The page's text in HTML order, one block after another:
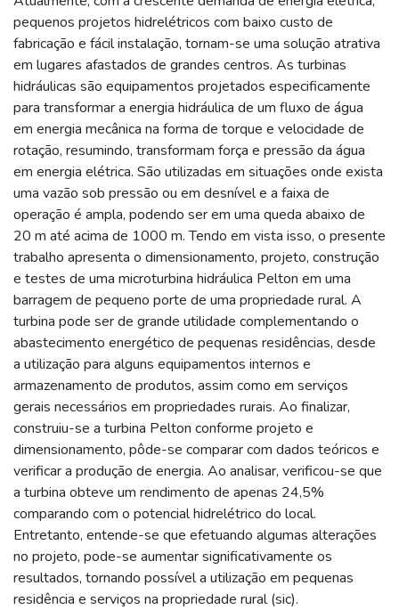
pequenos projetos hidrelétricos com baixo custo de
fabricação e fácil instalação, tornam-se uma solução atrativa
em lugares afastados de grandes centros. As turbinas
hidráulicas são equipamentos projetados especificamente
para transformar a energia hidráulica de um fluxo de água
em energia mecânica na forma de torque e velocidade de
rotação, resumindo, transformam força e pressão da água
em energia elétrica. São utilizadas em situações onde exista
uma vazão sob pressão ou em desnível e a faixa de
operação é ampla, podendo ser em uma queda abaixo de
20 m até acima de 1000 m. Tendo em vista isso, o presente
trabalho apresenta o dimensionamento, projeto, construção
e testes de uma microturbina hidráulica Pelton em uma
barragem de pequeno porte de uma propriedade rural. A
turbina pode ser de grande utilidade complementando o
abastecimento energético de pequenas residências, desde
a utilização para alguns equipamentos internos e
armazenamento de produtos, assim como em serviços
gerais necessários em propriedades rurais. Ao finalizar,
construiu-se a turbina Pelton conforme projeto e
dimensionamento, pôde-se comparar com dados teóricos e
verificar a produção de energia. Ao analisar, verificou-se que
a turbina obteve um rendimento de apenas 24,5%
comparando com o potencial hidrelétrico do local.
Entretanto, entende-se que efetuando algumas alterações
no projeto, pode-se aumentar significativamente os
resultados, tornando possível a utilização em pequenas
residência e serviços na propriedade rural (sic).